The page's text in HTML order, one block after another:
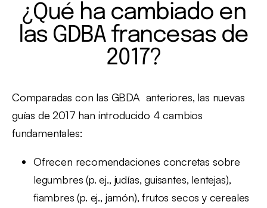
¿Qué ha cambiado en
las GDBA francesas de
2017?
Comparadas con las GBDA anteriores, las nuevas
guías de 2017 han introducido 4 cambios
fundamentales:
Ofrecen recomendaciones concretas sobre
legumbres (p. ej., judías, guisantes, lentejas),
fiambres (p. ej., jamón), frutos secos y cereales